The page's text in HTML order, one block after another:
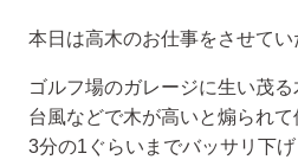
本日は高木のお仕事をさせてい
ゴルフ場のガレージに生い茂
台風などで木が高いと煽られて
3分の1ぐらいまでバッサリ下げ